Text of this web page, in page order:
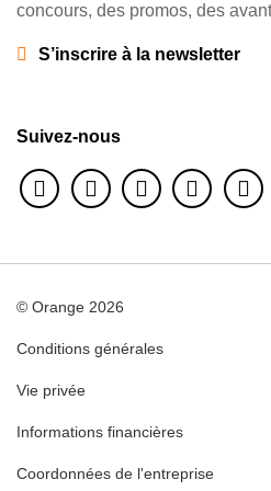
Résilier mon abonnement
Déménager
concours, des promos, des
S’inscrire à la newsletter
Suivez-nous
© Orange 2026
Conditions générales
Vie privée
Informations financières
Coordonnées de l'entreprise